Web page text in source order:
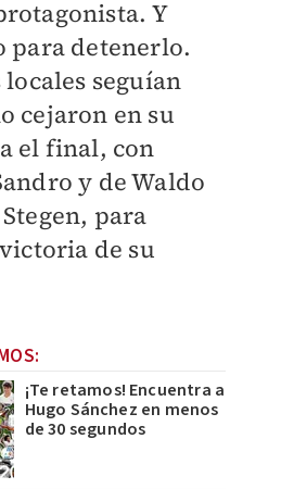
Y
para detenerlo.
seguían
cejaron en su
el final, con
y de Waldo
para
de su
¡Te retamos! Encuentra a
Hugo Sánchez en menos
de 30 segundos